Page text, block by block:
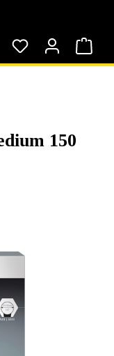
150